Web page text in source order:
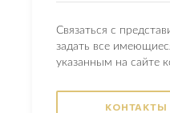
Связаться с
задать все
указанным на сайте
КОНТАКТЫ